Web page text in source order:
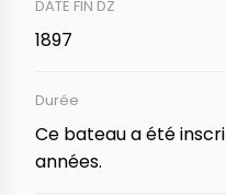
DATE FIN DZ
1897
Durée
Ce bateau a été
années.